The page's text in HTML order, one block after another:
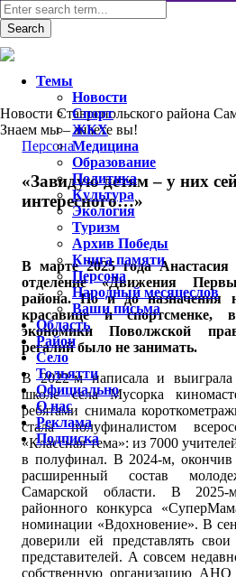
Новости Ставропольского района
Знаем мы – знаете вы!
Персона
«Завидую детям – у них
интересного…»
В марте 2025 года Анастасия
отделение «Движения
района. Но и до назначения
красавице и спортсменке,
экономики Поволжской
регалий было не занимать.
В 2022-м написала и
школе села Мусорка
ребятами снимала
стала полуфиналистом
«Классная тема»: из 7000
в полуфинал. В 2024-м, окончив
расширенный состав
Самарской области. В 2025-
районного конкурса
номинации «Вдохновение». В
доверили ей представлять
представителей. А совсем
собственную организацию АНО
Темы
Новости
Спорт
ЖКХ
Медицина
Образование
Политика
Культура
Экология
Туризм
Архив Победы
Книга памяти
Персона
Народный месяцеслов
Ваши письма
Область
Район
Село
Тольятти
Официально
О нас
Реклама
Подписка